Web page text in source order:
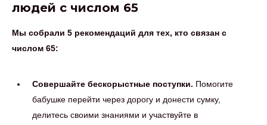
людей с числом 65
Мы собрали 5 рекомендаций для тех, кто связан с
числом 65:
Совершайте бескорыстные поступки. Помогите
бабушке перейти через дорогу и донести сумку,
делитесь своими знаниями и участвуйте в